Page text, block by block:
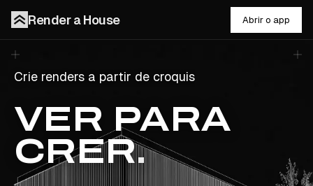
Render a House Abrir o app
Crie renders fotorrealistas a partir de esboços, plantas e
Crie renders a partir de croquis
VER PARA
CRER.